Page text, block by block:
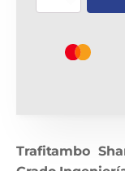
Trafitambo